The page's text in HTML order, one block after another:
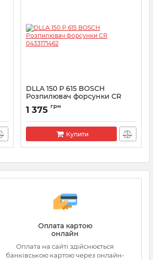
DLLA 150 P 615 BOSCH
Розпилювач форсунки CR
0433171462
Артикул:
1 375 грн
Купити
Оплата картою
онлайн
Оплата на сайті здійснюється
банківською картою через онлайн-